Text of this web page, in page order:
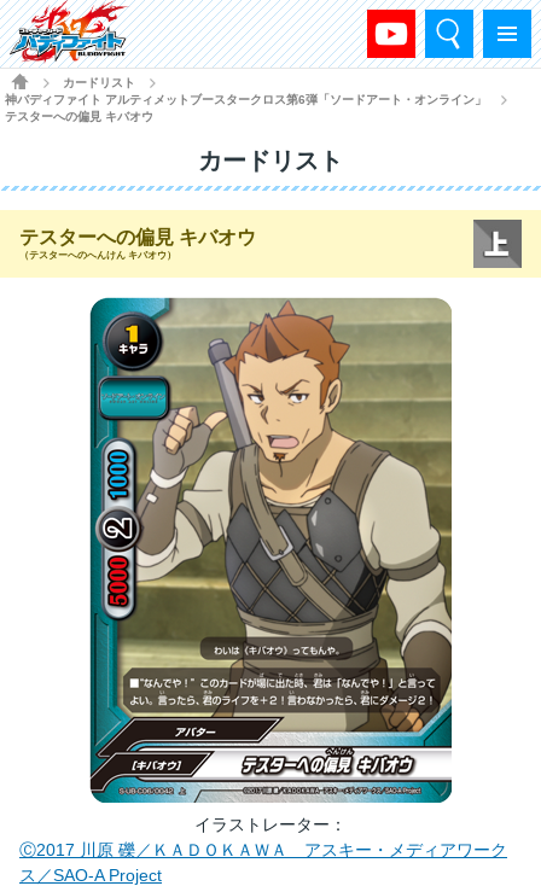
メニュー
検索
HOME
カードリスト
神バディファイト アルティメットブースタークロス第6弾「ソードアート・オンライン」
テスターへの偏見 キバオウ
カードリスト
テスターへの偏見 キバオウ
（テスターへのへんけん キバオウ）
イラストレーター
Ⓒ2017 川原 礫／ＫＡＤＯＫＡＷＡ アスキー・メディアワーク
ス／SAO-A Project